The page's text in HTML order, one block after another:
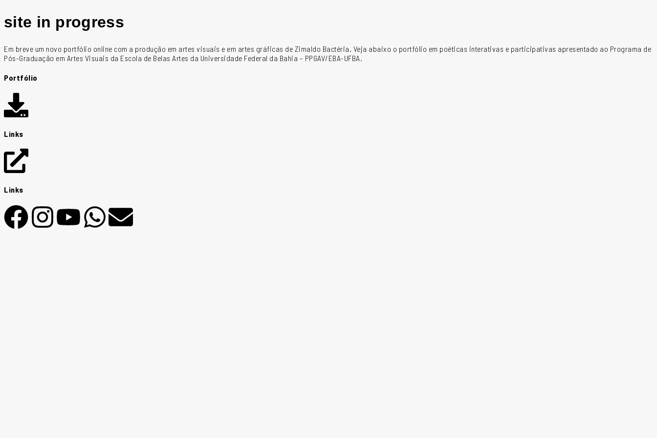
site in progress
Em breve um novo portfólio online com a produção em artes visuais e em artes gráficas de Zimaldo Bactéria. Veja abaixo o portfólio em poéticas interativas e participativas apresentado ao Programa de
Pós-Graduação em Artes Visuais da Escola de Belas Artes da Universidade Federal da Bahia – PPGAV/EBA-UFBA.
Portfólio
Links
Links